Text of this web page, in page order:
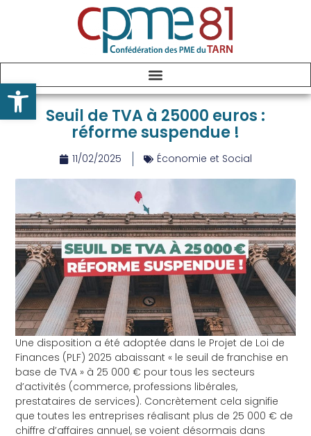
Seuil de TVA à 25000 euros :
réforme suspendue !
11/02/2025 Économie et Social
Une disposition a été adoptée dans le Projet de Loi de
Finances (PLF) 2025 abaissant « le seuil de franchise en
base de TVA » à 25 000 € pour tous les secteurs
d’activités (commerce, professions libérales,
prestataires de services). Concrètement cela signifie
que toutes les entreprises réalisant plus de 25 000 € de
chiffre d’affaires annuel, se voient désormais dans
Ouvrir la barre d’outils